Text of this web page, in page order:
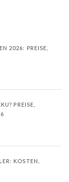
2026: PREISE,
PREISE,
KOSTEN,